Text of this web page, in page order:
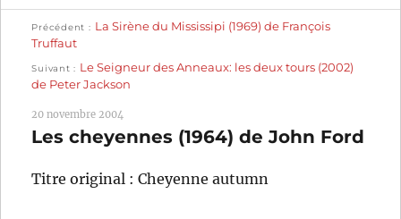
:
OK
Navigation
de
Précédent
précédente :
La Sirène du Mississipi (1969) de François
Truffaut
Suivant
suivante :
Le Seigneur des Anneaux: les deux tours (2002)
de Peter Jackson
20 novembre 2004
Les cheyennes (1964) de John Ford
Titre original : Cheyenne autumn